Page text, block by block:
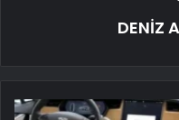
DENİZ